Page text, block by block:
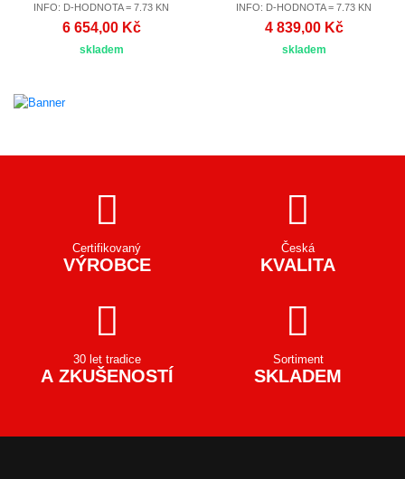
INFO: D-HODNOTA = 7.73 KN
6 654,00 Kč
skladem
INFO: D-HODNOTA = 7.73 KN
4 839,00 Kč
skladem
Certifikovaný
VÝROBCE
Česká
KVALITA
30 let tradice
A ZKUŠENOSTÍ
Sortiment
SKLADEM